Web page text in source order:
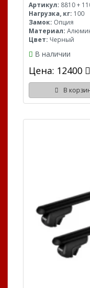
Артикул: 8810 +
Нагрузка, кг: 100
Замок: Опция
Материал:
Цвет: Черный
В наличии
Цена: 12400
В